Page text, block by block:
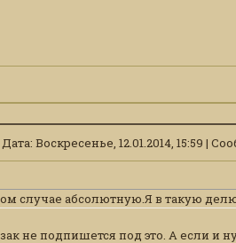
Дата: Воскресенье, 12.01.2014, 15:59 |
случае абсолютную.Я в такую
не подпишется под это. А если и